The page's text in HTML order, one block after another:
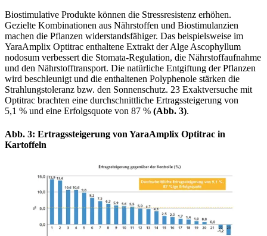
Biostimulative Produkte können die Stressresistenz erhöhen.
Gezielte Kombinationen aus Nährstoffen und Biostimulanzien
machen die Pflanzen widerstandsfähiger. Das beispielsweise im
YaraAmplix Optitrac enthaltene Extrakt der Alge Ascophyllum
nodosum verbessert die Stomata-Regulation, die Nährstoffaufnahme
und den Nährstofftransport. Die natürliche Entgiftung der Pflanzen
wird beschleunigt und die enthaltenen Polyphenole stärken die
Strahlungstoleranz bzw. den Sonnenschutz. 23 Exaktversuche mit
Optitrac brachten eine durchschnittliche Ertragssteigerung von
5,1 % und eine Erfolgsquote von 87 % (Abb. 3).
Abb. 3: Ertragssteigerung von YaraAmplix Optitrac in
Kartoffeln